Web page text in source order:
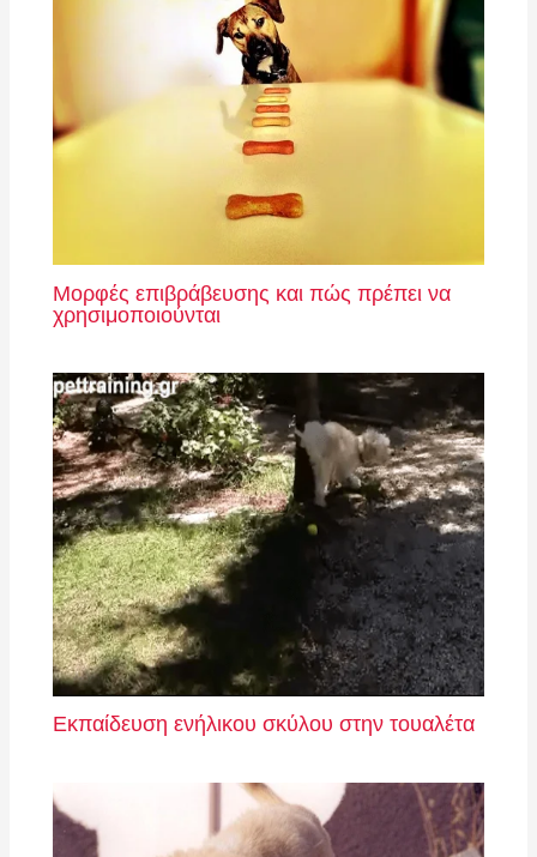
Μορφές επιβράβευσης και πώς πρέπει να
χρησιμοποιούνται
Εκπαίδευση ενήλικου σκύλου στην τουαλέτα